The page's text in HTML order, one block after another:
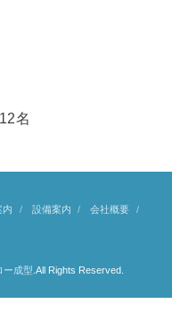
名
内 設備案内
会社概要
成型 .All Rights Reserved.